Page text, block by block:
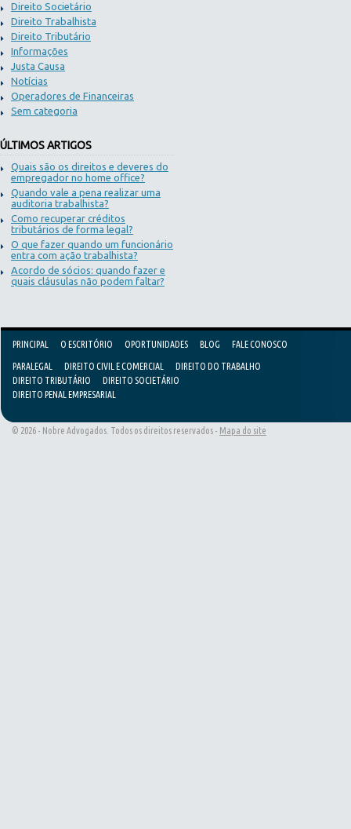
Direito Societário
Direito Trabalhista
Direito Tributário
Informações
Justa Causa
Notícias
Operadores de Financeiras
Sem categoria
ÚLTIMOS ARTIGOS
Quais são os direitos e deveres do
empregador no home office?
Quando vale a pena realizar uma
auditoria trabalhista?
Como recuperar créditos
tributários de forma legal?
O que fazer quando um funcionário
entra com ação trabalhista?
Acordo de sócios: quando fazer e
quais cláusulas não podem faltar?
PRINCIPAL O ESCRITÓRIO OPORTUNIDADES BLOG FALE CONOSCO
PARALEGAL DIREITO CIVIL E COMERCIAL
DIREITO DO TRABALHO
DIREITO TRIBUTÁRIO
DIREITO SOCIETÁRIO
DIREITO PENAL EMPRESARIAL
© 2026 - Nobre Advogados. Todos os direitos reservados - Mapa do site